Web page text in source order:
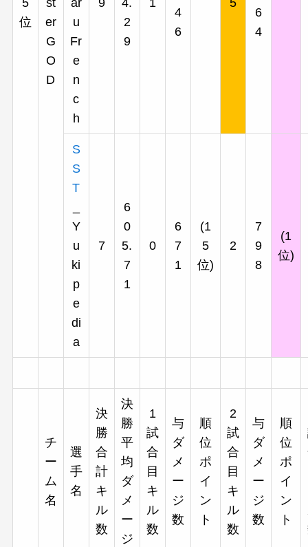
5
位
st
er
G
O
D
ar
u
Fr
e
n
c
h
9
4.
2
9
1
4
6
5
6
4
S
S
T
Y
u
ki
p
e
di
a
7
6
0
5.
7
1
0
6
7
1
(1
5
位)
2
7
9
8
(1
位)
チ
ー
ム
名
選
手
名
決
勝
合
計
キ
ル
数
決
勝
平
均
ダ
メ
ー
ジ
1
試
合
目
キ
ル
数
与
ダ
メ
ー
ジ
数
順
位
ポ
イ
ン
ト
2
試
合
目
キ
ル
数
与
ダ
メ
ー
ジ
数
順
位
ポ
イ
ン
ト